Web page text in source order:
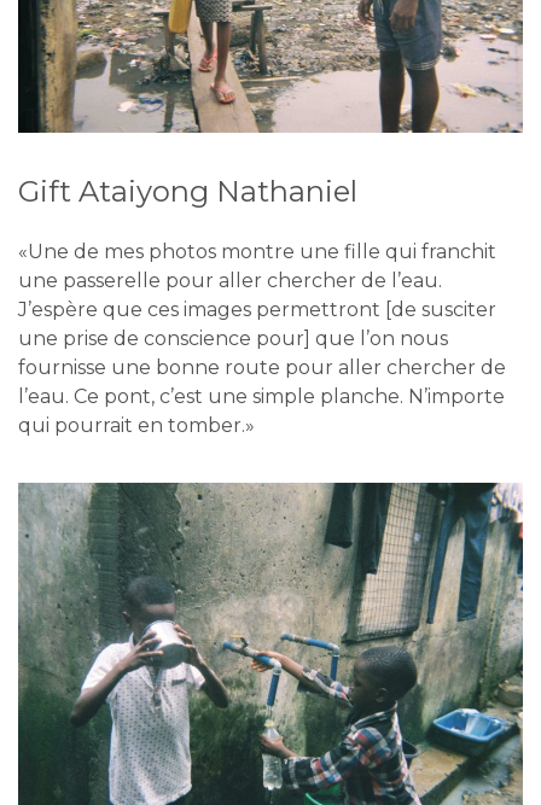
Gift Ataiyong Nathaniel
«Une de mes photos montre une fille qui franchit
une passerelle pour aller chercher de l’eau.
J’espère que ces images permettront [de susciter
une prise de conscience pour] que l’on nous
fournisse une bonne route pour aller chercher de
l’eau. Ce pont, c’est une simple planche. N’importe
qui pourrait en tomber.»